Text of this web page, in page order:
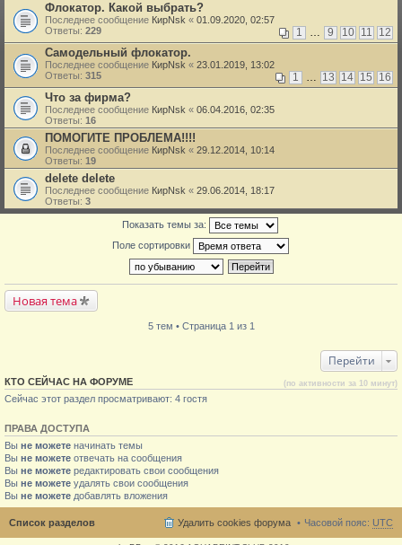
Флокатор. Какой выбрать?
Последнее сообщение КирNsk « 01.09.2020, 02:57
Ответы: 229 1 … 9 10 11 12
Самодельный флокатор.
Последнее сообщение КирNsk « 23.01.2019, 13:02
Ответы: 315 1 … 13 14 15 16
Что за фирма?
Последнее сообщение КирNsk « 06.04.2016, 02:35
Ответы: 16
ПОМОГИТЕ ПРОБЛЕМА!!!!
Последнее сообщение КирNsk « 29.12.2014, 10:14
Ответы: 19
delete delete
Последнее сообщение КирNsk « 29.06.2014, 18:17
Ответы: 3
Показать темы за:
Поле сортировки
Новая тема
5 тем • Страница 1 из 1
Перейти
КТО СЕЙЧАС НА ФОРУМЕ (по активности за 10 минут)
Сейчас этот раздел просматривают: 4 гостя
ПРАВА ДОСТУПА
Вы не можете начинать темы
Вы не можете отвечать на сообщения
Вы не можете редактировать свои сообщения
Вы не можете удалять свои сообщения
Вы не можете добавлять вложения
Список разделов Часовой пояс: UTC
Удалить cookies форума